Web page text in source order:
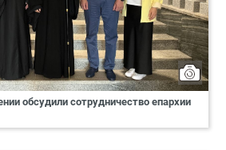
обсудили сотрудничество епархии